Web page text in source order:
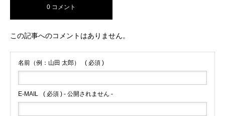
0 コメント
この記事へのコメントはありません。
名前（例：山田 太郎） ( 必須 )
E-MAIL ( 必須 ) - 公開されません -